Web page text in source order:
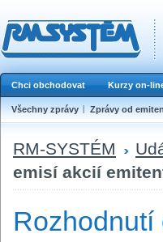
Chci obchodovat Kurzy on-
Všechny zprávy Zprávy od
RM-SYSTÉM
emisí akcií